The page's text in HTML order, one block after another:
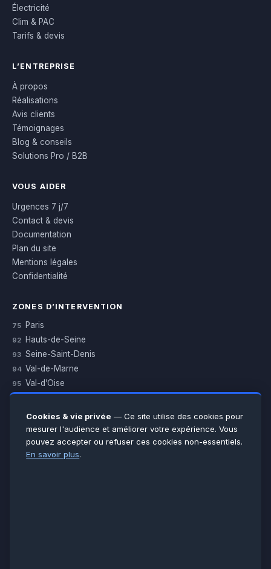
Électricité
Clim & PAC
Tarifs & devis
L’ENTREPRISE
À propos
Réalisations
Avis clients
Témoignages
Blog & conseils
Solutions Pro / B2B
VOUS AIDER
Urgences 7 j/7
Contact & devis
Documentation
Plan du site
Mentions légales
Confidentialité
ZONES D’INTERVENTION
75 Paris
92 Hauts-de-Seine
93 Seine-Saint-Denis
94 Val-de-Marne
95 Val-d’Oise
Essonne
Seine-et-Marne
Voir toutes les villes →
Cookies & vie privée — Ce site utilise des cookies pour
mesurer l'audience et améliorer votre expérience. Vous
pouvez accepter ou refuser ces cookies non-essentiels.
En savoir plus.